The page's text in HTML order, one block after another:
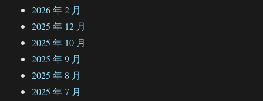
2026 年 2 月
2025 年 12 月
2025 年 10 月
2025 年 9 月
2025 年 8 月
2025 年 7 月